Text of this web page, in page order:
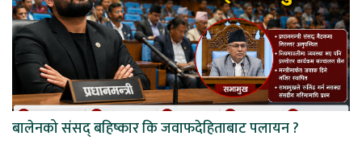
बालेनको संसद् बहिष्कार कि जवाफदेहिताबाट पलायन ?